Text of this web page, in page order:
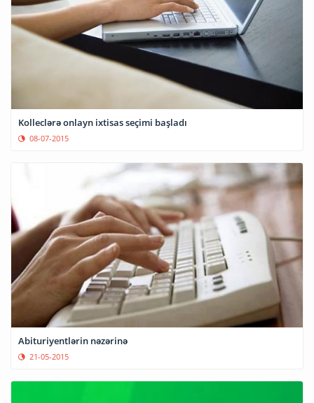
Kolleclərə onlayn ixtisas seçimi başladı
08-07-2015
Abituriyentlərin nəzərinə
21-05-2015